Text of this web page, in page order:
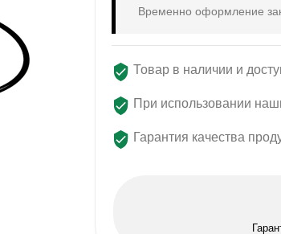
Временно оформление
Товар в наличии и
При использовании
Гарантия качества